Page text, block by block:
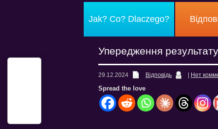
Jak? Co? Dlaczego?
Упередження результату
29.12.2024 Відповідь Нет
Spread the love